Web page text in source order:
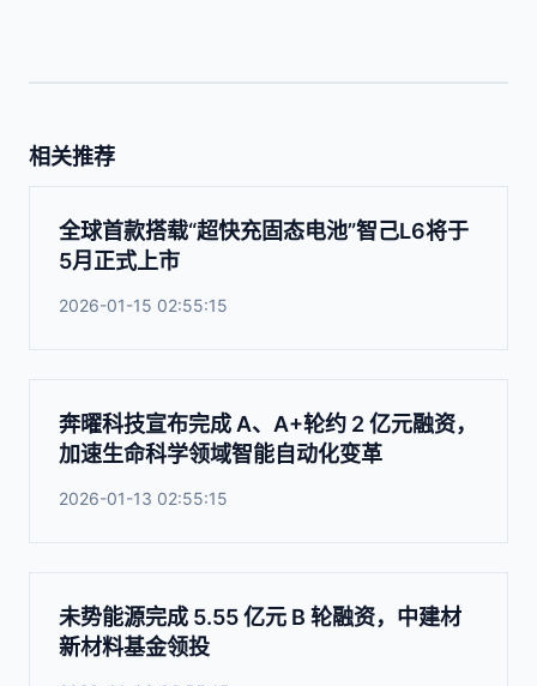
相关推荐
全球首款搭载“超快充固态电池”智己L6将于
5月正式上市
2026-01-15 02:55:15
奔曜科技宣布完成 A、A+轮约 2 亿元融资，
加速生命科学领域智能自动化变革
2026-01-13 02:55:15
未势能源完成 5.55 亿元 B 轮融资，中建材
新材料基金领投